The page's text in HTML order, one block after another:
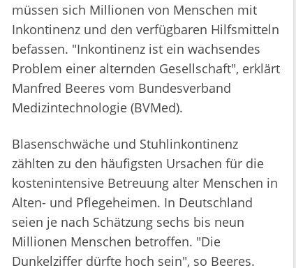
müssen sich Millionen von Menschen mit
Inkontinenz und den verfügbaren Hilfsmitteln
befassen. "Inkontinenz ist ein wachsendes
Problem einer alternden Gesellschaft", erklärt
Manfred Beeres vom Bundesverband
Medizintechnologie (BVMed).
Blasenschwäche und Stuhlinkontinenz
zählten zu den häufigsten Ursachen für die
kostenintensive Betreuung alter Menschen in
Alten- und Pflegeheimen. In Deutschland
seien je nach Schätzung sechs bis neun
Millionen Menschen betroffen. "Die
Dunkelziffer dürfte hoch sein", so Beeres.